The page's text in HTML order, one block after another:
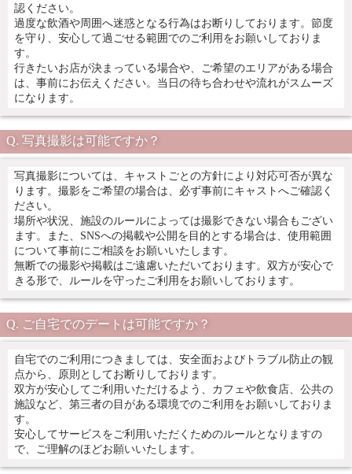
認ください。
過度な飲酒や周囲へ迷惑となる行為はお断りしております。節度
を守り、安心して過ごせる範囲でのご利用をお願いしておりま
す。
行きたいお店が決まっている場合や、ご希望のエリアがある場合
は、事前にお伝えください。当日の待ち合わせや流れがスムーズ
になります。
写真撮影は可能ですか？
写真撮影については、キャストごとの方針により対応可否が異な
ります。撮影をご希望の場合は、必ず事前にキャストへご確認く
ださい。
場所や状況、施設のルールによっては撮影できない場合もござい
ます。また、SNSへの掲載や公開を目的とする場合は、使用範囲
について事前にご相談をお願いいたします。
無断での撮影や掲載はご遠慮いただいております。双方が安心で
きる形で、ルールを守ったご利用をお願いしております。
ご自宅でのデートは可能ですか？
自宅でのご利用につきましては、安全面およびトラブル防止の観
点から、原則としてお断りしております。
双方が安心してご利用いただけるよう、カフェや飲食店、公共の
施設など、第三者の目がある環境でのご利用をお願いしておりま
す。
安心してサービスをご利用いただくためのルールとなりますの
で、ご理解のほどお願いいたします。